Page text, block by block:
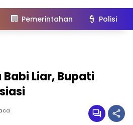
🏢 Pemerintahan 👮 Polisi
Liar, Bupati